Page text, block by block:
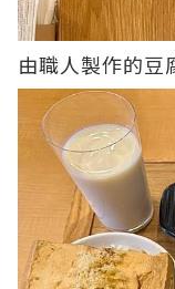
由職人製作的豆